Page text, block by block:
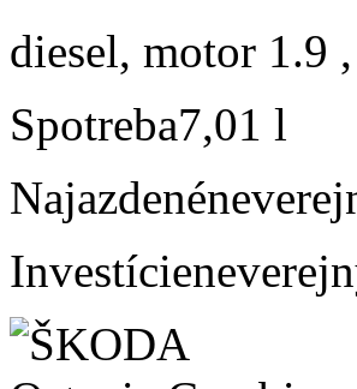
diesel, motor 1.9
Spotreba7,01 l
Najazdené
Investície